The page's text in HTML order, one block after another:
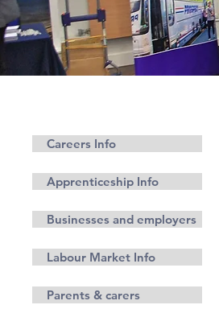
Careers Info
Apprenticeship Info
Businesses and employers
Labour Market Info
Parents & carers